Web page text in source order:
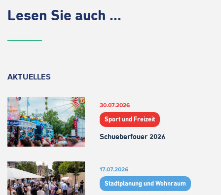
Lesen Sie auch ...
AKTUELLES
30.07.2026
Sport und Freizeit
Schueberfouer 2026
17.07.2026
Stadtplanung und Wohnraum